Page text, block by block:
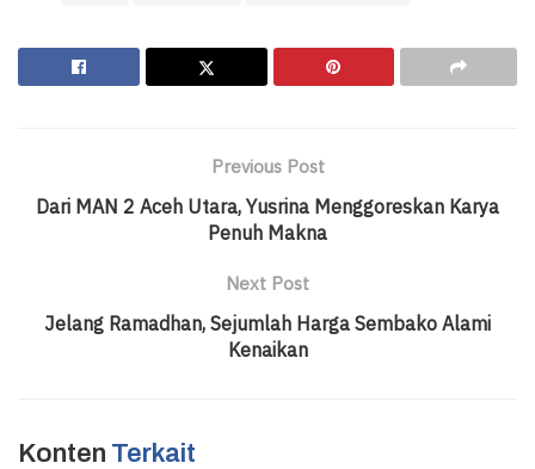
Previous Post
Dari MAN 2 Aceh Utara, Yusrina Menggoreskan Karya
Penuh Makna
Next Post
Jelang Ramadhan, Sejumlah Harga Sembako Alami
Kenaikan
Konten Terkait